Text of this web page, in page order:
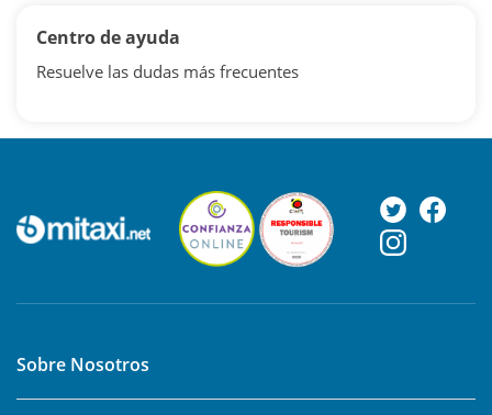
Centro de ayuda
Resuelve las dudas más frecuentes
Sobre Nosotros